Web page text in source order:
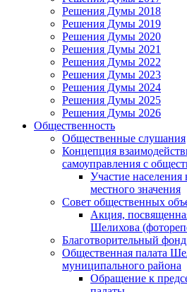
Решения Думы 2018
Решения Думы 2019
Решения Думы 2020
Решения Думы 2021
Решения Думы 2022
Решения Думы 2023
Решения Думы 2024
Решения Думы 2025
Решения Думы 2026
Общественность
Общественные слушания
Концепция
самоуправления с
Участие
местного значения
Совет общественных
Акция,
Шелихова
Благотворительный
Общественная палата
муниципального района
Обращение к